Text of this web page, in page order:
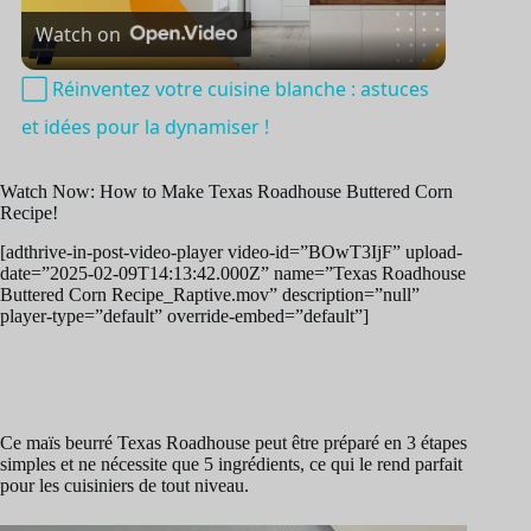
l
a
y
V
e
Watch on
⬜️ Réinventez votre cuisine blanche : astuces
et idées pour la dynamiser !
Watch Now: How to Make Texas Roadhouse Buttered Corn
Recipe!
[adthrive-in-post-video-player video-id=”BOwT3IjF” upload-
date=”2025-02-09T14:13:42.000Z” name=”Texas Roadhouse
Buttered Corn Recipe_Raptive.mov” description=”null”
player-type=”default” override-embed=”default”]
Ce maïs beurré Texas Roadhouse peut être préparé en 3 étapes
simples et ne nécessite que 5 ingrédients, ce qui le rend parfait
pour les cuisiniers de tout niveau.